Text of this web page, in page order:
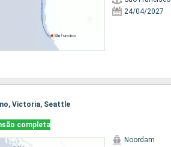
24/04/2027
Victoria, Seattle
completa
Noordam